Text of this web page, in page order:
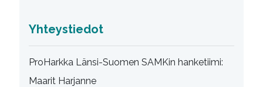
Yhteystiedot
ProHarkka Länsi-Suomen SAMKin hanketiimi:
Maarit Harjanne